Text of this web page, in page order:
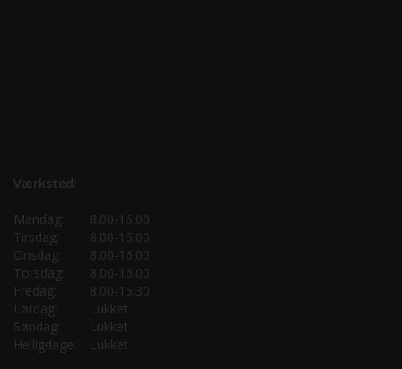
Værksted:
Mandag:
8.00-16.00
Tirsdag:
8.00-16.00
Onsdag:
8.00-16.00
Torsdag:
8.00-16.00
Fredag:
8.00-15.30
Lørdag:
Lukket
Søndag:
Lukket
Helligdage:
Lukket